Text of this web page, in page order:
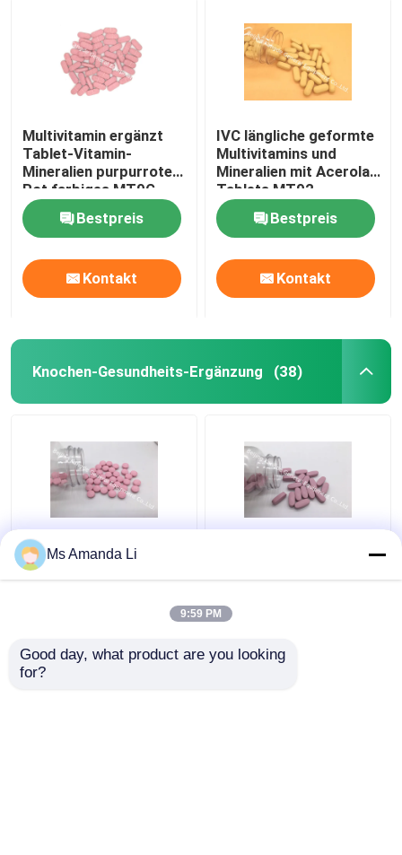
Multivitamin ergänzt
Tablet-Vitamin-
Mineralien purpurrotes
Rot farbiges MT9G
Bestpreis
Kontakt
IVC längliche geformte
Multivitamins und
Mineralien mit Acerola-
Tablets MT92
Bestpreis
Kontakt
Knochen-Gesundheits-Ergänzung (38)
Zahngesundheits-
Sonnenschein-
BT7N zu bluten
Ms Amanda Li
9:59 PM
Good day, what product are you looking
for?